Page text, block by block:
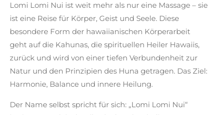
Lomi Lomi Nui ist weit mehr als nur eine Massage – sie
ist eine Reise für Körper, Geist und Seele. Diese
besondere Form der hawaiianischen Körperarbeit
geht auf die Kahunas, die spirituellen Heiler Hawaiis,
zurück und wird von einer tiefen Verbundenheit zur
Natur und den Prinzipien des Huna getragen. Das Ziel:
Harmonie, Balance und innere Heilung.
Der Name selbst spricht für sich: „Lomi Lomi Nui“